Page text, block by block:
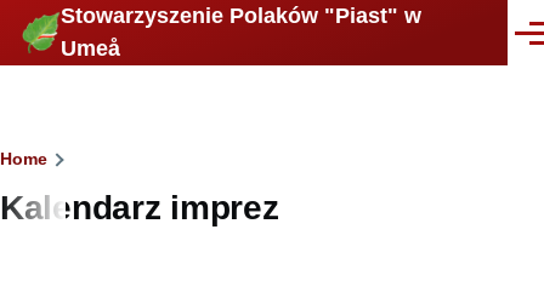
Skip to main content
Stowarzyszenie Polaków "Piast" w
Umeå
Breadcrumb
Home
Kalendarz imprez